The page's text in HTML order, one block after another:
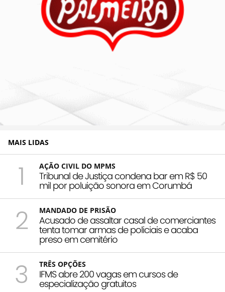
MAIS LIDAS
1 AÇÃO CIVIL DO MPMS
Tribunal de Justiça condena bar em R$ 50
mil por poluição sonora em Corumbá
2 MANDADO DE PRISÃO
Acusado de assaltar casal de comerciantes
tenta tomar armas de policiais e acaba
preso em cemitério
3 TRÊS OPÇÕES
IFMS abre 200 vagas em cursos de
especialização gratuitos